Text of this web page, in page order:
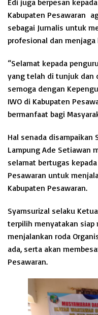
Edi juga berpesan
Kabupaten Pesawaran
sebagai Jurnalis untuk
profesional dan
“Selamat kepada
yang telah di tunjuk dan
semoga dengan
IWO di Kabupaten
bermanfaat bagi
Hal senada disampaikan
Lampung Ade Setiawan
selamat bertugas
Pesawaran untuk
Kabupaten Pesawaran.
Syamsurizal selaku
terpilih menyatakan siap
menjalankan roda
ada, serta akan
Pesawaran.